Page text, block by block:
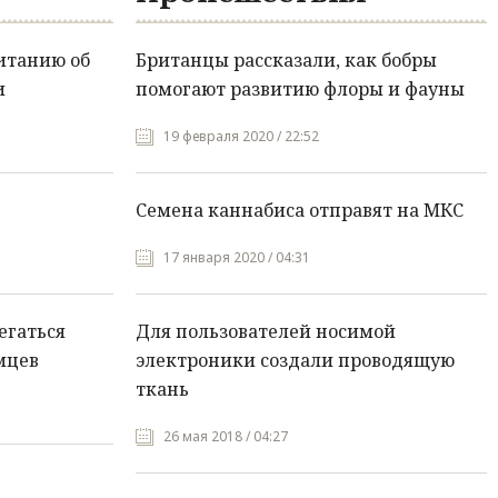
об
Британцы рассказали, как бобры
помогают развитию флоры и фауны
19 февраля 2020 / 22:52
Семена каннабиса отправят на МКС
17 января 2020 / 04:31
Для пользователей носимой
электроники создали проводящую
ткань
26 мая 2018 / 04:27